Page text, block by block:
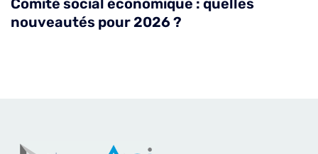
Comité social économique : quelles
nouveautés pour 2026 ?